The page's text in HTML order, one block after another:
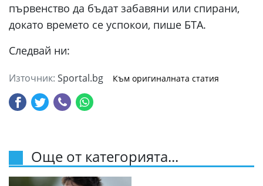
първенство да бъдат забавяни или спирани,
докато времето се успокои, пише БТА.
Следвай ни:
Източник: Sportal.bg Към оригиналната статия
Още от категорията...